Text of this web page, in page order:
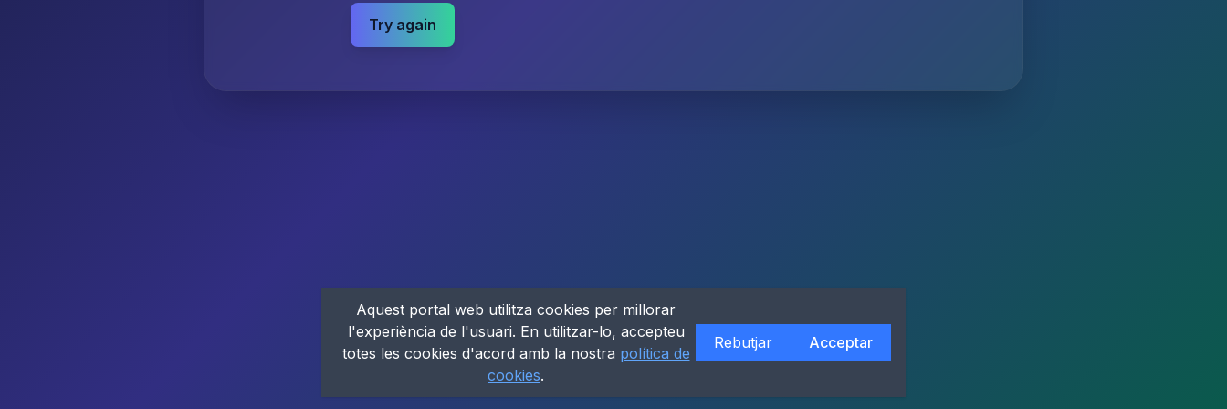
Try again
Aquest portal web utilitza cookies per millorar
l'experiència de l'usuari. En utilitzar-lo, accepteu
totes les cookies d'acord amb la nostra política de
cookies.
Rebutjar Acceptar